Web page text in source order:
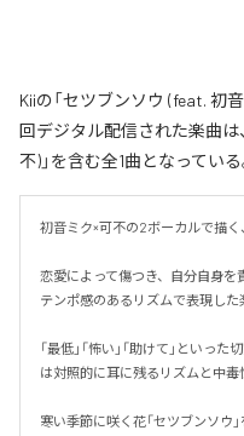
Kiiの「セツブンソウ (feat. 初
回デジタル配信された楽曲は
不)」を含む全1曲となっている
初音ミク×可不の2ボーカルで描
恋愛によって傷つき、自分自身を
テンポ感のあるリズムで表現した
「最低」「怖い」「助けて」といっ
は対照的に耳に残るリズムと中毒
寒い季節に咲く花「セツブンソウ